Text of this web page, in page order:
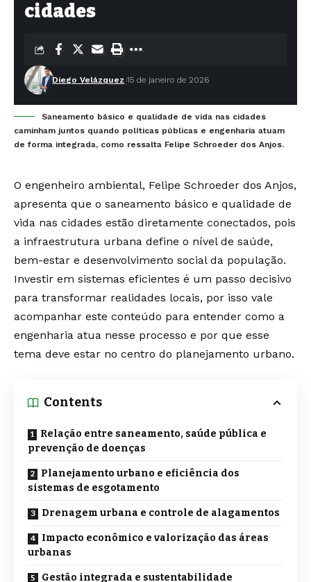
cidades
Diego Velázquez 15 de janeiro de 2026
Saneamento básico e qualidade de vida nas cidades
caminham juntos quando políticas públicas e engenharia atuam
de forma integrada, como ressalta Felipe Schroeder dos Anjos.
O engenheiro ambiental, Felipe Schroeder dos Anjos,
apresenta que o saneamento básico e qualidade de
vida nas cidades estão diretamente conectados, pois
a infraestrutura urbana define o nível de saúde,
bem-estar e desenvolvimento social da população.
Investir em sistemas eficientes é um passo decisivo
para transformar realidades locais, por isso vale
acompanhar este conteúdo para entender como a
engenharia atua nesse processo e por que esse
tema deve estar no centro do planejamento urbano.
Contents
Relação entre saneamento, saúde pública e
prevenção de doenças
Planejamento urbano e eficiência dos
sistemas de esgotamento
Drenagem urbana e controle de alagamentos
Impacto econômico e valorização das áreas
urbanas
Gestão integrada e sustentabilidade